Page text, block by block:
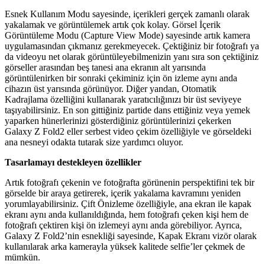
Esnek Kullanım Modu sayesinde, içerikleri gerçek zamanlı olarak
yakalamak ve görüntülemek artık çok kolay. Görsel İçerik
Görüntüleme Modu (Capture View Mode) sayesinde artık kamera
uygulamasından çıkmanız gerekmeyecek. Çektiğiniz bir fotoğrafı ya
da videoyu net olarak görüntüleyebilmenizin yanı sıra son çektiğiniz
görseller arasından beş tanesi ana ekranın alt yarısında
görüntülenirken bir sonraki çekiminiz için ön izleme aynı anda
cihazın üst yarısında görünüyor. Diğer yandan, Otomatik
Kadrajlama özelliğini kullanarak yaratıcılığınızı bir üst seviyeye
taşıyabilirsiniz. En son gittiğiniz partide dans ettiğiniz veya yemek
yaparken hünerlerinizi gösterdiğiniz görüntülerinizi çekerken
Galaxy Z Fold2 eller serbest video çekim özelliğiyle ve görseldeki
ana nesneyi odakta tutarak size yardımcı oluyor.
Tasarlamayı destekleyen özellikler
Artık fotoğrafı çekenin ve fotoğrafta görünenin perspektifini tek bir
görselde bir araya getirerek, içerik yakalama kavramını yeniden
yorumlayabilirsiniz. Çift Önizleme özelliğiyle, ana ekran ile kapak
ekranı aynı anda kullanıldığında, hem fotoğrafı çeken kişi hem de
fotoğrafı çektiren kişi ön izlemeyi aynı anda görebiliyor. Ayrıca,
Galaxy Z Fold2’nin esnekliği sayesinde, Kapak Ekranı vizör olarak
kullanılarak arka kamerayla yüksek kalitede selfie’ler çekmek de
mümkün.